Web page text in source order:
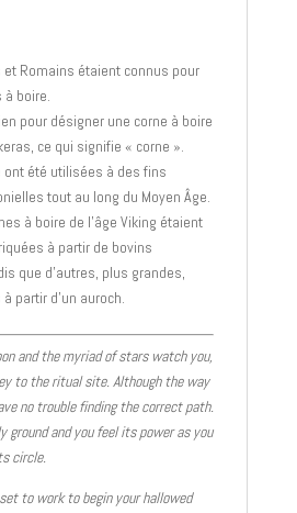
et Romains étaient connus pour
boire.
pour désigner une corne à boire
ce qui signifie « corne ».
ont été utilisées à des fins
tout au long du Moyen Âge.
à boire de l’âge Viking étaient
à partir de bovins
que d’autres, plus grandes,
partir d’un auroch.
and the myriad of stars watch you,
to the ritual site. Although the way
no trouble finding the correct path.
ground and you feel its power as you
circle.
to work to begin your hallowed